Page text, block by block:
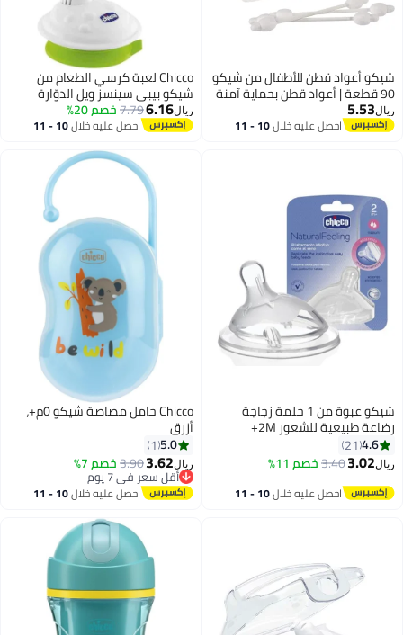
شيكو أعواد قطن للأطفال من شيكو
90 قطعة | أعواد قطن بحماية آمنة
للأذن مع ساق ورقية للأطفال
ريال5.53
احصل عليه خلال 10 - 11
Chicco لعبة كرسي الطعام من
شيكو بيبي سينسز ويل الدوّارة
شهرًا
ريال6.16
7.79خصم 20%
احصل عليه خلال 10 - 11
شيكو عبوة من 1 حلمة زجاجة
رضاعة طبيعية للشعور 2M+
متوسطة
4.6
21
ريال3.02
3.40خصم 11%
احصل عليه خلال 10 - 11
Chicco حامل مصاصة شيكو 0م+،
أزرق
5.0
1
ريال3.62
3.90خصم 7%
أقل سعر في 7 يوم
أقل سعر في 7 يوماحصل عليه خلال 10 - 11